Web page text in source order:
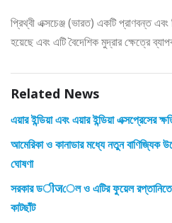
প্রিথ্বী এক্সচেঞ্জ (ভারত) একটি প্রাণবন্ত এবং
হয়েছে এবং এটি বৈদেশিক মুদ্রার ক্ষেত্রে
Related News
এয়ার ইন্ডিয়া এবং এয়ার ইন্ডিয়া এক্সপ্রেসের
আমেরিকা ও কানাডার মধ্যে নতুন বাণিজ্যিক
ঘোষণা
সরকার ডीजেল ও এটির ফুয়েল রপ্তানিতে
কাটছাঁট